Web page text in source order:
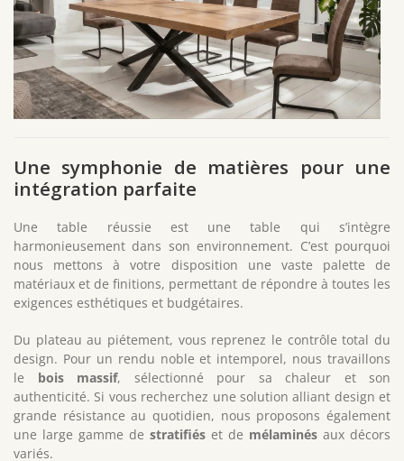
Une symphonie de matières pour une
intégration parfaite
Une table réussie est une table qui s’intègre
harmonieusement dans son environnement. C’est pourquoi
nous mettons à votre disposition une vaste palette de
matériaux et de finitions, permettant de répondre à toutes les
exigences esthétiques et budgétaires.
Du plateau au piétement, vous reprenez le contrôle total du
design. Pour un rendu noble et intemporel, nous travaillons
le bois massif, sélectionné pour sa chaleur et son
authenticité. Si vous recherchez une solution alliant design et
grande résistance au quotidien, nous proposons également
une large gamme de stratifiés et de mélaminés aux décors
variés.